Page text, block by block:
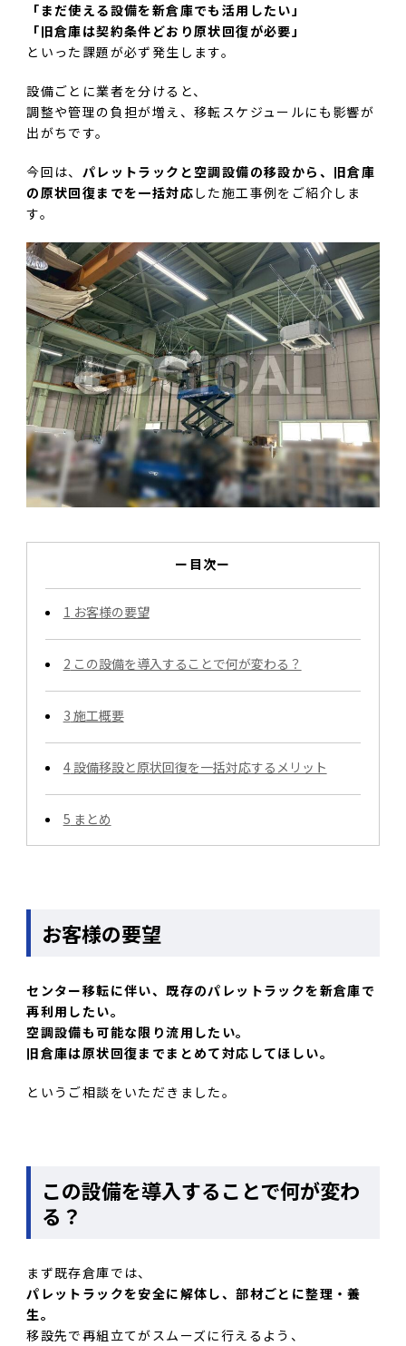
「まだ使える設備を新倉庫でも活用したい」
「旧倉庫は契約条件どおり原状回復が必要」
といった課題が必ず発生します。
設備ごとに業者を分けると、
調整や管理の負担が増え、移転スケジュールにも影響が
出がちです。
今回は、 パレットラックと空調設備の移設から、旧倉庫
の原状回復までを一括対応 した施工事例をご紹介しま
す。
ー目次ー
1 お客様の要望
2 この設備を導入することで何が変わる？
3 施工概要
4設備移設と原状回復を一括対応するメリット
5 まとめ
お客様の要望
センター移転に伴い、既存のパレットラックを新倉庫で
再利用したい。
空調設備も可能な限り流用したい。
旧倉庫は原状回復までまとめて対応してほしい。
というご相談をいただきました。
この設備を導入することで何が変わ
る？
まず既存倉庫では、
パレットラックを安全に解体し、部材ごとに整理・養
生。
移設先で再組立てがスムーズに行えるよう、